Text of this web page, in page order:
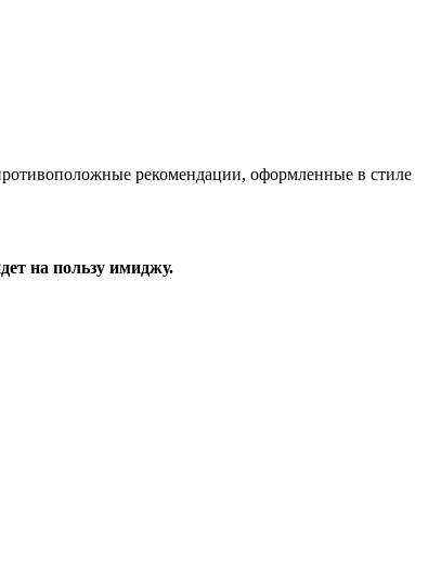
рекомендации, оформленные в стиле
на пользу имиджу.